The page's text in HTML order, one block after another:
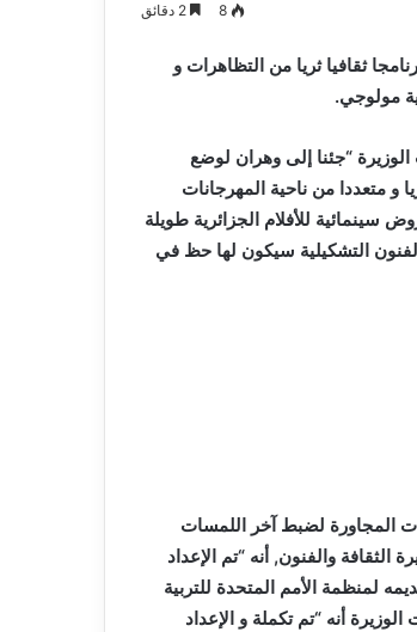
8
المتوسط المقررة بوهران من 25 يونيو إلى 6 يوليو برنامجا ثقافيا ثريا من التظاهرات و
مولوجي.
“جئنا إلى وهران لوضع
و متعددا من ناحية المهرجانات
سينمائية للأفلام الجزائرية طويلة
التشكيلية سيكون لها حظ في
المجاورة لضبط آخر اللمسات
الثقافة والفنون, أنه “تم الإعداد
لمنظمة الأمم المتحدة للتربية
أنه “تم تكملة و الإعداد